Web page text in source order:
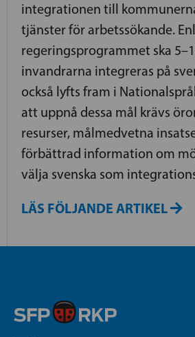
integrationen till
tjänster för arbetssökande.
regeringsprogrammet ska
invandrarna integreras på
också lyfts fram i
att uppnå dessa mål krävs
resurser, målmedvetna
förbättrad information om
välja svenska som
LÄS FÖLJANDE ARTIKEL